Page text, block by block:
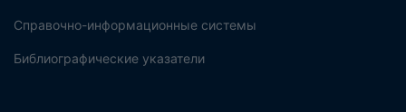
Справочно-информационные системы
Библиографические указатели